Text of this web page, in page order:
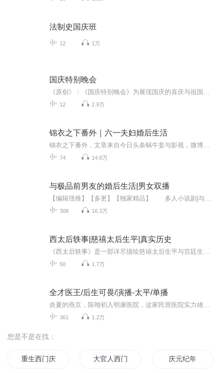
法制史国庆班
12 1万
国庆特别晚会
12 2.9万
锦衣之下番外｜六一夫妇婚后生活
74 14.8万
与极品前男友的婚后生活|男女双播
308 16.3万
西太后轶事|慈禧太后生平|真实历史
50 1.7万
全才医王/后生可畏/演播-太平/单播
361 1.2万
您是不是在找：
重生西门庆 大官人西门庆 庆元纪年